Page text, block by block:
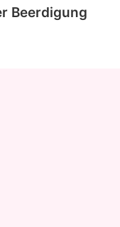
Beerdigung